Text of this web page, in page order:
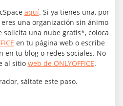
aquí. Si ya tienes una, por
una organización sin ánimo
solicita una nube gratis*, coloca
en tu página web o escribe
en tu blog o redes sociales. No
al sitio web de ONLYOFFICE.
sáltate este paso.